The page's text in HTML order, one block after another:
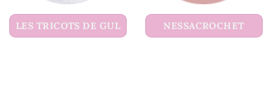
LES TRICOTS DE GUL NESSACROCHET